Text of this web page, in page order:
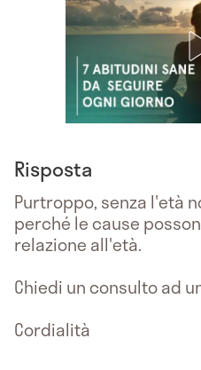
Risposta
Purtroppo, senza l'età
perché le cause
relazione all'età.
Chiedi un consulto ad
Cordialità